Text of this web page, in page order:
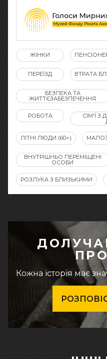
ЖІНКИ
ПЕРЕЇЗД ВТРАТА
БЕЗПЕКА ТА
ЖИТТЄЗАБЕЗПЕЧЕННЯ
РОБОТА СІМ'Ї З
ЛІТНІ ЛЮДИ (60+)
ВНУТРІШНЬО ПЕРЕМІЩЕНІ
ОСОБИ
РОЗЛУКА З БЛИЗЬКИМИ
Кожна історія має